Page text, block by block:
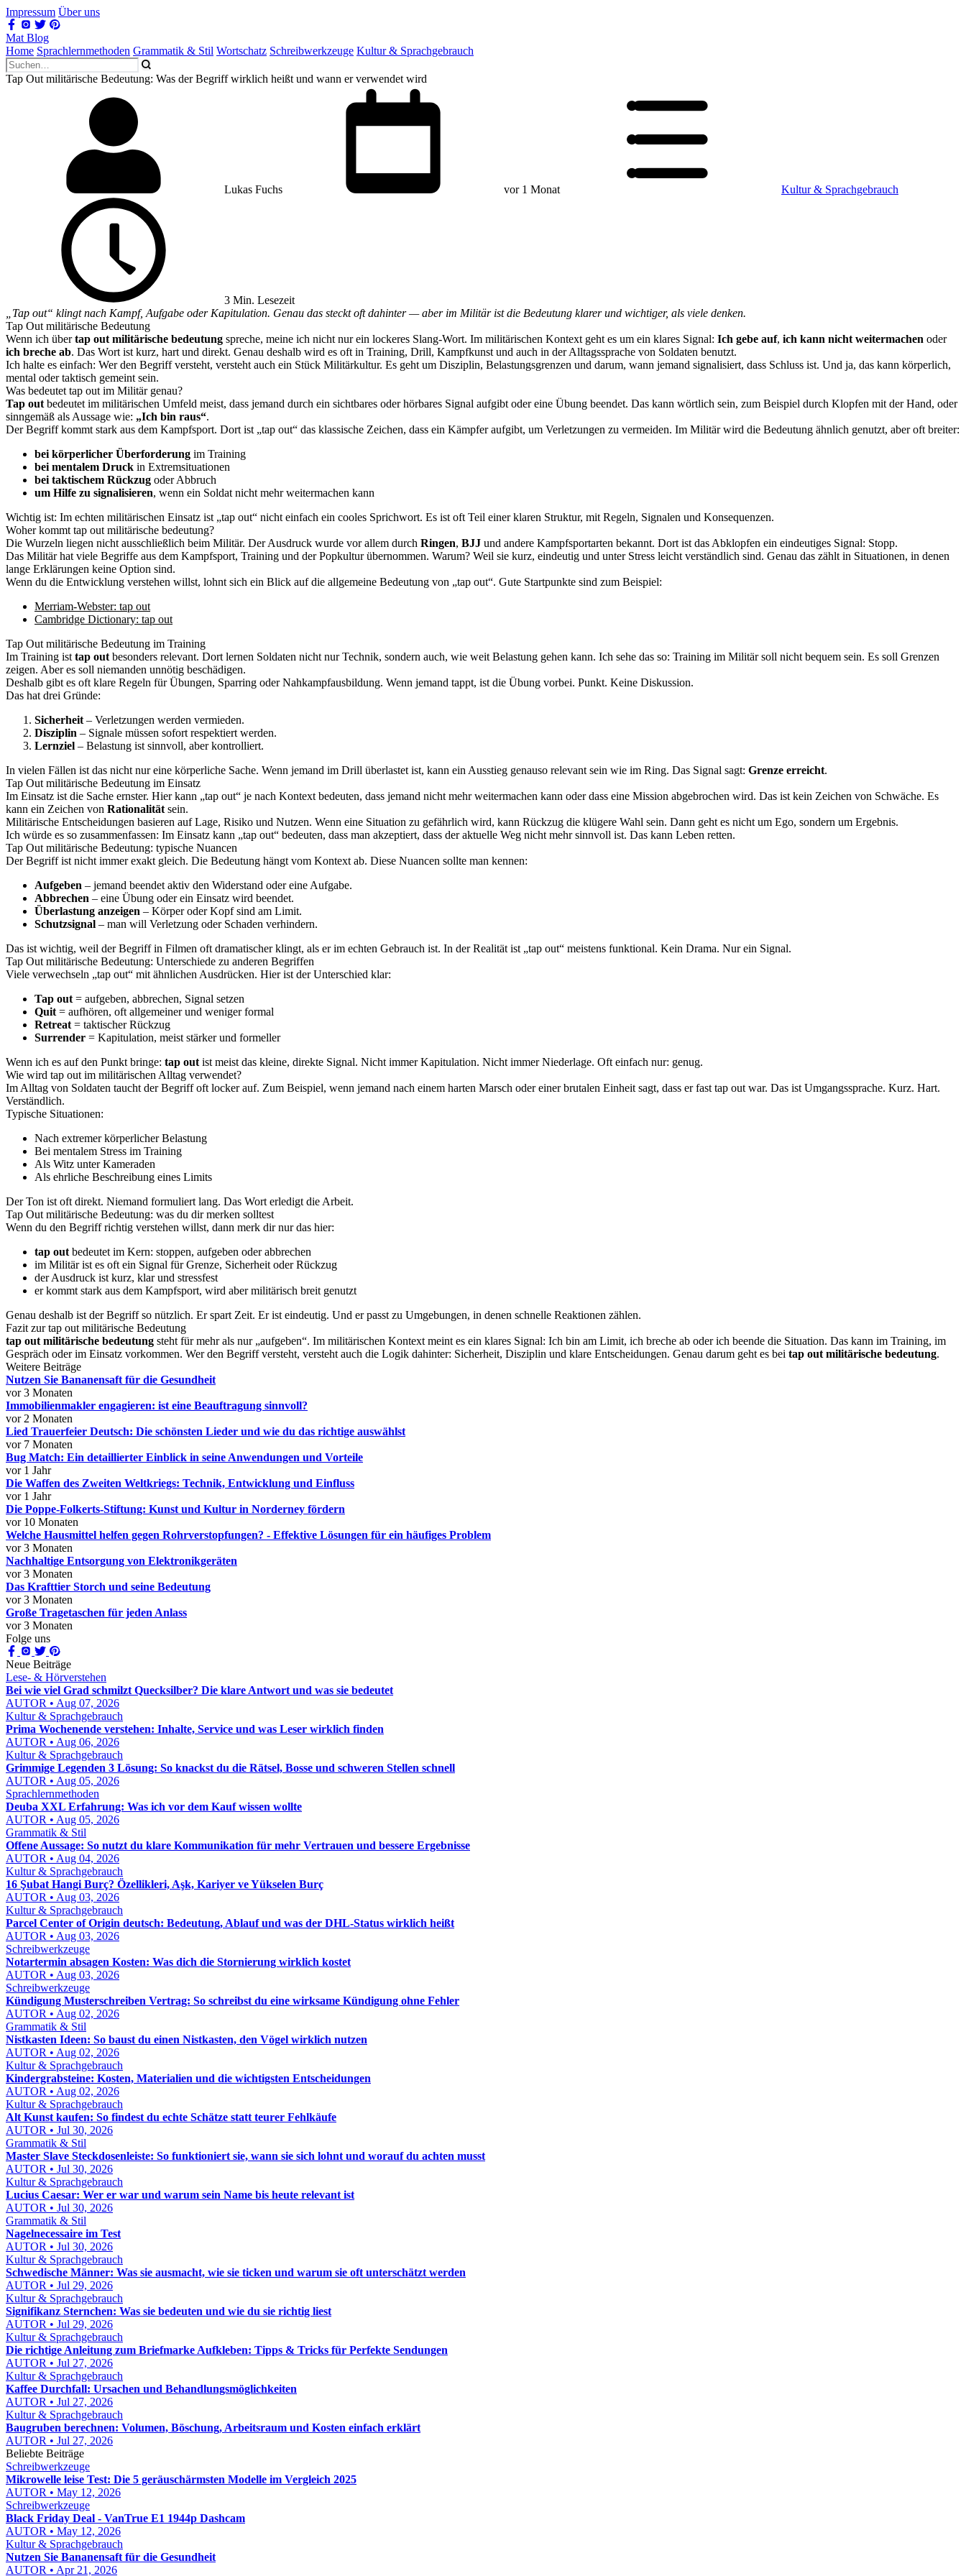
Impressum Über uns
Mat Blog
Home Sprachlernmethoden Grammatik & Stil Wortschatz Schreibwerkzeuge Kultur & Sprachgebrauch
Tap Out militärische Bedeutung: Was der Begriff wirklich heißt und wann er verwendet wird
Lukas Fuchs vor 1 Monat Kultur & Sprachgebrauch
3 Min. Lesezeit
„Tap out“ klingt nach Kampf, Aufgabe oder Kapitulation. Genau das steckt oft dahinter — aber im Militär ist die Bedeutung klarer und wichtiger, als viele denken.
Tap Out militärische Bedeutung
Wenn ich übertap out militärische bedeutung spreche, meine ich nicht nur ein lockeres Slang-Wort. Im militärischen Kontext geht es um ein klares Signal: Ich gebe auf, ich kann nicht weitermachen oder
ich breche ab. Das Wort ist kurz, hart und direkt. Genau deshalb wird es oft in Training, Drill, Kampfkunst und auch in der Alltagssprache von Soldaten benutzt.
Ich halte es einfach: Wer den Begriff versteht, versteht auch ein Stück Militärkultur. Es geht um Disziplin, Belastungsgrenzen und darum, wann jemand signalisiert, dass Schluss ist. Und ja, das kann körperlich,
mental oder taktisch gemeint sein.
Was bedeutet tap out im Militär genau?
Tap out bedeutet im militärischen Umfeld meist, dass jemand durch ein sichtbares oder hörbares Signal aufgibt oder eine Übung beendet. Das kann wörtlich sein, zum Beispiel durch Klopfen mit der Hand, oder
sinngemäß als Aussage wie: „Ich bin raus“.
Der Begriff kommt stark aus dem Kampfsport. Dort ist „tap out“ das klassische Zeichen, dass ein Kämpfer aufgibt, um Verletzungen zu vermeiden. Im Militär wird die Bedeutung ähnlich genutzt, aber oft breiter:
bei körperlicher Überforderung im Training
bei mentalem Druck in Extremsituationen
bei taktischem Rückzug oder Abbruch
um Hilfe zu signalisieren, wenn ein Soldat nicht mehr weitermachen kann
Wichtig ist: Im echten militärischen Einsatz ist „tap out“ nicht einfach ein cooles Sprichwort. Es ist oft Teil einer klaren Struktur, mit Regeln, Signalen und Konsequenzen.
Woher kommt tap out militärische bedeutung?
Die Wurzeln liegen nicht ausschließlich beim Militär. Der Ausdruck wurde vor allem durch Ringen, BJJ und andere Kampfsportarten bekannt. Dort ist das Abklopfen ein eindeutiges Signal: Stopp.
Das Militär hat viele Begriffe aus dem Kampfsport, Training und der Popkultur übernommen. Warum? Weil sie kurz, eindeutig und unter Stress leicht verständlich sind. Genau das zählt in Situationen, in denen
lange Erklärungen keine Option sind.
Wenn du die Entwicklung verstehen willst, lohnt sich ein Blick auf die allgemeine Bedeutung von „tap out“. Gute Startpunkte sind zum Beispiel:
Merriam-Webster: tap out
Cambridge Dictionary: tap out
Tap Out militärische Bedeutung im Training
Im Training ist tap out besonders relevant. Dort lernen Soldaten nicht nur Technik, sondern auch, wie weit Belastung gehen kann. Ich sehe das so: Training im Militär soll nicht bequem sein. Es soll Grenzen
zeigen. Aber es soll niemanden unnötig beschädigen.
Deshalb gibt es oft klare Regeln für Übungen, Sparring oder Nahkampfausbildung. Wenn jemand tappt, ist die Übung vorbei. Punkt. Keine Diskussion.
Das hat drei Gründe:
Sicherheit – Verletzungen werden vermieden.
Disziplin – Signale müssen sofort respektiert werden.
Lernziel – Belastung ist sinnvoll, aber kontrolliert.
In vielen Fällen ist das nicht nur eine körperliche Sache. Wenn jemand im Drill überlastet ist, kann ein Ausstieg genauso relevant sein wie im Ring. Das Signal sagt: Grenze erreicht.
Tap Out militärische Bedeutung im Einsatz
Im Einsatz ist die Sache ernster. Hier kann „tap out“ je nach Kontext bedeuten, dass jemand nicht mehr weitermachen kann oder dass eine Mission abgebrochen wird. Das ist kein Zeichen von Schwäche. Es
kann ein Zeichen von Rationalität sein.
Militärische Entscheidungen basieren auf Lage, Risiko und Nutzen. Wenn eine Situation zu gefährlich wird, kann Rückzug die klügere Wahl sein. Dann geht es nicht um Ego, sondern um Ergebnis.
Ich würde es so zusammenfassen: Im Einsatz kann „tap out“ bedeuten, dass man akzeptiert, dass der aktuelle Weg nicht mehr sinnvoll ist. Das kann Leben retten.
Tap Out militärische Bedeutung: typische Nuancen
Der Begriff ist nicht immer exakt gleich. Die Bedeutung hängt vom Kontext ab. Diese Nuancen sollte man kennen:
Aufgeben – jemand beendet aktiv den Widerstand oder eine Aufgabe.
Abbrechen – eine Übung oder ein Einsatz wird beendet.
Überlastung anzeigen – Körper oder Kopf sind am Limit.
Schutzsignal – man will Verletzung oder Schaden verhindern.
Das ist wichtig, weil der Begriff in Filmen oft dramatischer klingt, als er im echten Gebrauch ist. In der Realität ist „tap out“ meistens funktional. Kein Drama. Nur ein Signal.
Tap Out militärische Bedeutung: Unterschiede zu anderen Begriffen
Viele verwechseln „tap out“ mit ähnlichen Ausdrücken. Hier ist der Unterschied klar:
Tap out = aufgeben, abbrechen, Signal setzen
Quit = aufhören, oft allgemeiner und weniger formal
Retreat = taktischer Rückzug
Surrender = Kapitulation, meist stärker und formeller
Wenn ich es auf den Punkt bringe: tap out ist meist das kleine, direkte Signal. Nicht immer Kapitulation. Nicht immer Niederlage. Oft einfach nur: genug.
Wie wird tap out im militärischen Alltag verwendet?
Im Alltag von Soldaten taucht der Begriff oft locker auf. Zum Beispiel, wenn jemand nach einem harten Marsch oder einer brutalen Einheit sagt, dass er fast tap out war. Das ist Umgangssprache. Kurz. Hart.
Verständlich.
Typische Situationen:
Nach extremer körperlicher Belastung
Bei mentalem Stress im Training
Als Witz unter Kameraden
Als ehrliche Beschreibung eines Limits
Der Ton ist oft direkt. Niemand formuliert lang. Das Wort erledigt die Arbeit.
Tap Out militärische Bedeutung: was du dir merken solltest
Wenn du den Begriff richtig verstehen willst, dann merk dir nur das hier:
tap out bedeutet im Kern: stoppen, aufgeben oder abbrechen
im Militär ist es oft ein Signal für Grenze, Sicherheit oder Rückzug
der Ausdruck ist kurz, klar und stressfest
er kommt stark aus dem Kampfsport, wird aber militärisch breit genutzt
Genau deshalb ist der Begriff so nützlich. Er spart Zeit. Er ist eindeutig. Und er passt zu Umgebungen, in denen schnelle Reaktionen zählen.
Fazit zur tap out militärische Bedeutung
tap out militärische bedeutung steht für mehr als nur „aufgeben“. Im militärischen Kontext meint es ein klares Signal: Ich bin am Limit, ich breche ab oder ich beende die Situation. Das kann im Training, im
Gespräch oder im Einsatz vorkommen. Wer den Begriff versteht, versteht auch die Logik dahinter: Sicherheit, Disziplin und klare Entscheidungen. Genau darum geht es bei tap out militärische bedeutung.
Weitere Beiträge
Nutzen Sie Bananensaft für die Gesundheit
vor 3 Monaten
Immobilienmakler engagieren: ist eine Beauftragung sinnvoll?
vor 2 Monaten
Lied Trauerfeier Deutsch: Die schönsten Lieder und wie du das richtige auswählst
vor 7 Monaten
Bug Match: Ein detaillierter Einblick in seine Anwendungen und Vorteile
vor 1 Jahr
Die Waffen des Zweiten Weltkriegs: Technik, Entwicklung und Einfluss
vor 1 Jahr
Die Poppe-Folkerts-Stiftung: Kunst und Kultur in Norderney fördern
vor 10 Monaten
Welche Hausmittel helfen gegen Rohrverstopfungen? - Effektive Lösungen für ein häufiges Problem
vor 3 Monaten
Nachhaltige Entsorgung von Elektronikgeräten
vor 3 Monaten
Das Krafttier Storch und seine Bedeutung
vor 3 Monaten
Große Tragetaschen für jeden Anlass
vor 3 Monaten
Folge uns
Neue Beiträge
Lese- & Hörverstehen
Bei wie viel Grad schmilzt Quecksilber? Die klare Antwort und was sie bedeutet
AUTOR • Aug 07, 2026
Kultur & Sprachgebrauch
Prima Wochenende verstehen: Inhalte, Service und was Leser wirklich finden
AUTOR • Aug 06, 2026
Kultur & Sprachgebrauch
Grimmige Legenden 3 Lösung: So knackst du die Rätsel, Bosse und schweren Stellen schnell
AUTOR • Aug 05, 2026
Sprachlernmethoden
Deuba XXL Erfahrung: Was ich vor dem Kauf wissen wollte
AUTOR • Aug 05, 2026
Grammatik & Stil
Offene Aussage: So nutzt du klare Kommunikation für mehr Vertrauen und bessere Ergebnisse
AUTOR • Aug 04, 2026
Kultur & Sprachgebrauch
16 Şubat Hangi Burç? Özellikleri, Aşk, Kariyer ve Yükselen Burç
AUTOR • Aug 03, 2026
Kultur & Sprachgebrauch
Parcel Center of Origin deutsch: Bedeutung, Ablauf und was der DHL-Status wirklich heißt
AUTOR • Aug 03, 2026
Schreibwerkzeuge
Notartermin absagen Kosten: Was dich die Stornierung wirklich kostet
AUTOR • Aug 03, 2026
Schreibwerkzeuge
Kündigung Musterschreiben Vertrag: So schreibst du eine wirksame Kündigung ohne Fehler
AUTOR • Aug 02, 2026
Grammatik & Stil
Nistkasten Ideen: So baust du einen Nistkasten, den Vögel wirklich nutzen
AUTOR • Aug 02, 2026
Kultur & Sprachgebrauch
Kindergrabsteine: Kosten, Materialien und die wichtigsten Entscheidungen
AUTOR • Aug 02, 2026
Kultur & Sprachgebrauch
Alt Kunst kaufen: So findest du echte Schätze statt teurer Fehlkäufe
AUTOR • Jul 30, 2026
Grammatik & Stil
Master Slave Steckdosenleiste: So funktioniert sie, wann sie sich lohnt und worauf du achten musst
AUTOR • Jul 30, 2026
Kultur & Sprachgebrauch
Lucius Caesar: Wer er war und warum sein Name bis heute relevant ist
AUTOR • Jul 30, 2026
Grammatik & Stil
Nagelnecessaire im Test
AUTOR • Jul 30, 2026
Kultur & Sprachgebrauch
Schwedische Männer: Was sie ausmacht, wie sie ticken und warum sie oft unterschätzt werden
AUTOR • Jul 29, 2026
Kultur & Sprachgebrauch
Signifikanz Sternchen: Was sie bedeuten und wie du sie richtig liest
AUTOR • Jul 29, 2026
Kultur & Sprachgebrauch
Die richtige Anleitung zum Briefmarke Aufkleben: Tipps & Tricks für Perfekte Sendungen
AUTOR • Jul 27, 2026
Kultur & Sprachgebrauch
Kaffee Durchfall: Ursachen und Behandlungsmöglichkeiten
AUTOR • Jul 27, 2026
Kultur & Sprachgebrauch
Baugruben berechnen: Volumen, Böschung, Arbeitsraum und Kosten einfach erklärt
AUTOR • Jul 27, 2026
Beliebte Beiträge
Schreibwerkzeuge
Mikrowelle leise Test: Die 5 geräuschärmsten Modelle im Vergleich 2025
AUTOR • May 12, 2026
Schreibwerkzeuge
Black Friday Deal - VanTrue E1 1944p Dashcam
AUTOR • May 12, 2026
Kultur & Sprachgebrauch
Nutzen Sie Bananensaft für die Gesundheit
AUTOR • Apr 21, 2026